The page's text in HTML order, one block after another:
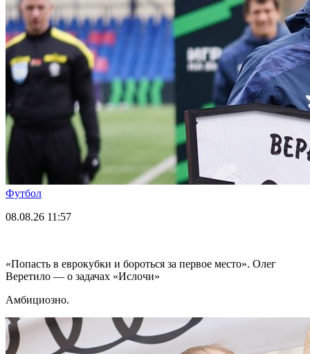
Футбол
08.08.26 11:57
«Попасть в еврокубки и бороться за первое место». Олег
Веретило — о задачах «Ислочи»
Амбициозно.